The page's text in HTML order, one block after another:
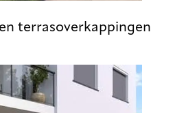
terrasoverkappingen